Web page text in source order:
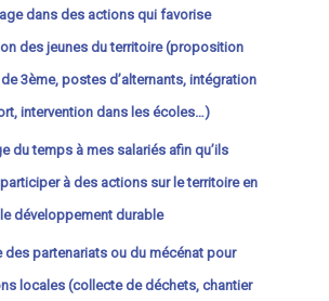
dans des actions qui favorise
des jeunes du territoire (proposition
3ème, postes d’alternants, intégration
intervention dans les écoles…)
du temps à mes salariés afin qu’ils
à des actions sur le territoire en
le développement durable
des partenariats ou du mécénat pour
locales (collecte de déchets, chantier